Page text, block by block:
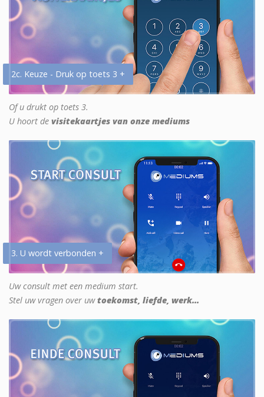
2c. Keuze - Druk op toets 3 +
Of u drukt op toets 3.
U hoort de visitekaartjes van onze mediums
3. U wordt verbonden +
Uw consult met een medium start.
Stel uw vragen over uwtoekomst, liefde, werk...